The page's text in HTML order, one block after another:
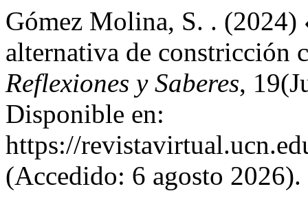
Gómez Molina, S. .
alternativa de constricción
Reflexiones y Saberes,
Disponible en:
https://
(Accedido: 6 agosto 2026).